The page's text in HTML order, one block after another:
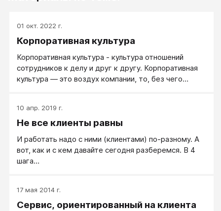
01 окт. 2022 г.
Корпоративная культура
Корпоративная культура - культура отношений
сотрудников к делу и друг к другу. Корпоративная
культура — это воздух компании, то, без чего
10 апр. 2019 г.
Не все клиенты равны
И работать надо с ними (клиентами) по-разному. А
вот, как и с кем давайте сегодня разберемся. В 4
шага…
17 мая 2014 г.
Сервис, ориентированный на клиента